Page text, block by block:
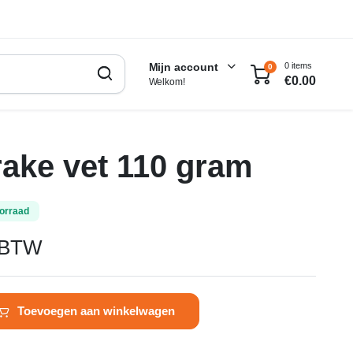
Mijn account
Welkom!
0 0 items
€0.00
vet 110 gram
Toevoegen aan winkelwagen